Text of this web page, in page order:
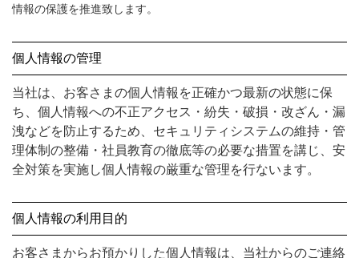
情報の保護を推進致します。
個人情報の管理
当社は、お客さまの個人情報を正確かつ最新の状態に保
ち、個人情報への不正アクセス・紛失・破損・改ざん・漏
洩などを防止するため、セキュリティシステムの維持・管
理体制の整備・社員教育の徹底等の必要な措置を講じ、安
全対策を実施し個人情報の厳重な管理を行ないます。
個人情報の利用目的
お客さまからお預かりした個人情報は、当社からのご連絡